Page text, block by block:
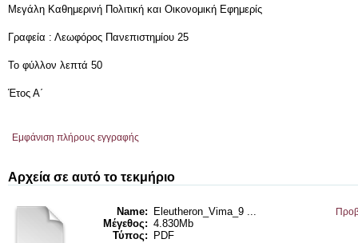
Μεγάλη Καθημερινή Πολιτική και Οικονομική Εφημερίς
Γραφεία : Λεωφόρος Πανεπιστημίου 25
Το φύλλον λεπτά 50
Έτος Α΄
Εμφάνιση πλήρους εγγραφής
Αρχεία σε αυτό το τεκμήριο
Name:
Eleutheron_Vima_9 ...
Μέγεθος: 4.830Mb
Τύπος:
PDF